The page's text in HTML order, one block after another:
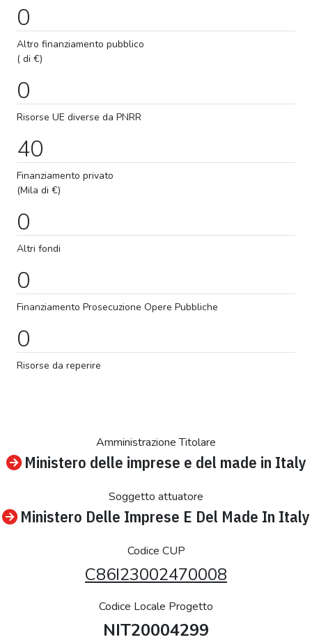
0
Altro finanziamento pubblico
( di €)
0
Risorse UE diverse da PNRR
40
Finanziamento privato
(Mila di €)
0
Altri fondi
0
Finanziamento Prosecuzione Opere Pubbliche
0
Risorse da reperire
Amministrazione Titolare
Ministero delle imprese e del made in Italy
Soggetto attuatore
Ministero Delle Imprese E Del Made In Italy
Codice CUP
C86I23002470008
Codice Locale Progetto
NIT20004299